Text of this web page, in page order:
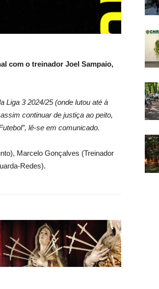
com o treinador Joel Sampaio,
Liga 3 2024/25 (onde lutou até à
continuar de justiça ao peito,
lê-se em comunicado.
Marcelo Gonçalves (Treinador
Redes).